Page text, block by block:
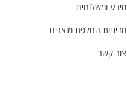
מידע ומשלוחים
מדיניות החלפת מוצרים
צור קשר